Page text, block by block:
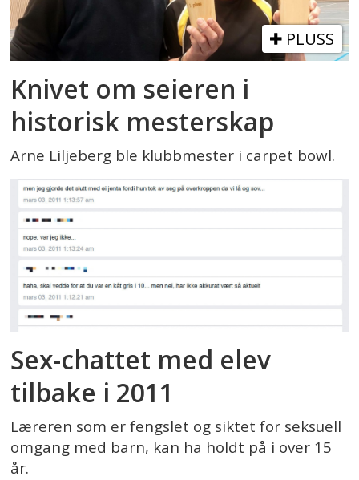
PLUSS
Knivet om seieren i
historisk mesterskap
Arne Liljeberg ble klubbmester i carpet bowl.
Sex-chattet med elev
tilbake i 2011
Læreren som er fengslet og siktet for seksuell
omgang med barn, kan ha holdt på i over 15
år.